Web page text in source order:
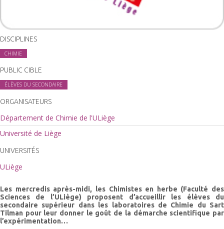
DISCIPLINES
CHIMIE
PUBLIC CIBLE
ÉLÈVES DU SECONDAIRE
ORGANISATEURS
Département de Chimie de l'ULiège
Université de Liège
UNIVERSITÉS
ULiège
Les mercredis après-midi, les Chimistes en herbe (Faculté des
Sciences de l’ULiège) proposent d’accueillir les élèves du
secondaire supérieur dans les laboratoires de Chimie du Sart
Tilman pour leur donner le goût de la démarche scientifique par
l’expérimentation…